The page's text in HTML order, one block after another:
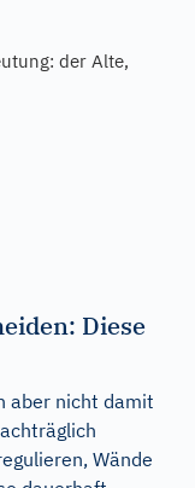
der Alte,
Diese
aber nicht damit
Wände